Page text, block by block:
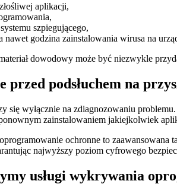
aplikacji,
szpiegującego,
nawet godzina zainstalowania wirusa na
dowodowy może być niezwykle
przed podsłuchem na
się wyłącznie na zdiagnozowaniu
zainstalowaniem jakiejkolwiek
ochronne to
najwyższy poziom cyfrowego
usługi wykrywania